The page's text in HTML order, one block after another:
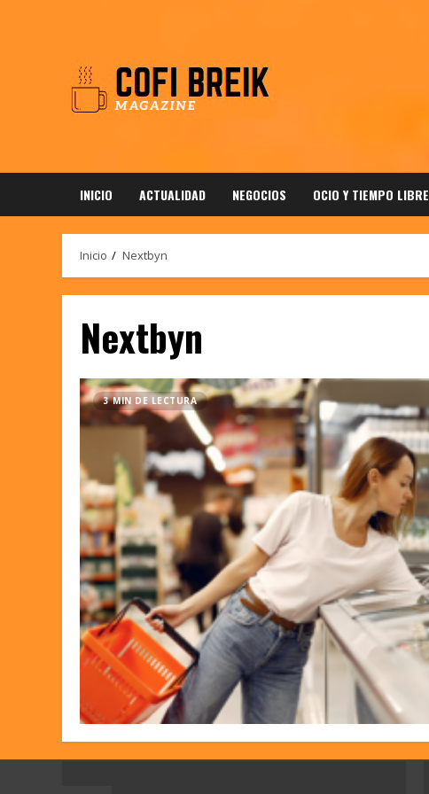
INICIO ACTUALIDAD NEGOCIOS OCIO Y TIEMPO LIBRE
Inicio Nextbyn
Nextbyn
3 MIN DE LECTURA